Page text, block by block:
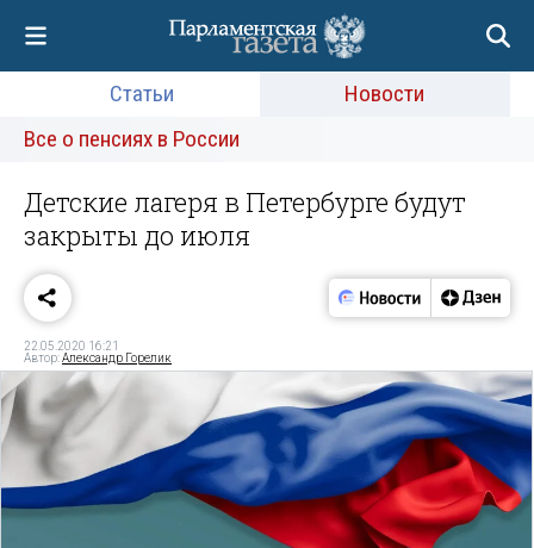
Статьи
Новости
Все о пенсиях в России
Детские лагеря в Петербурге будут
закрыты до июля
22.05.2020 16:21
Автор:Александр Горелик